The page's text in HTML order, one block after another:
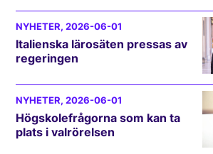
NYHETER, 2026-06-01
Italienska lärosäten pressas av
regeringen
NYHETER, 2026-06-01
Högskolefrågorna som kan ta
plats i valrörelsen